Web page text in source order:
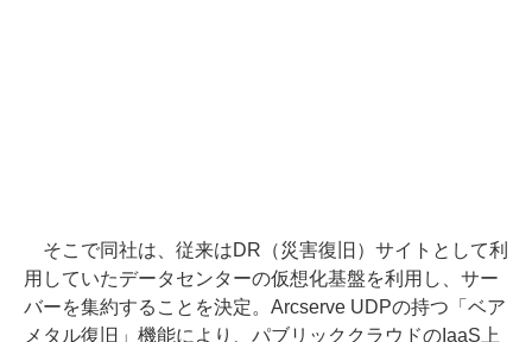
そこで同社は、従来はDR（災害復旧）サイトとして利
用していたデータセンターの仮想化基盤を利用し、サー
バーを集約することを決定。Arcserve UDPの持つ「ベア
メタル復旧」機能により、パブリッククラウドのIaaS上